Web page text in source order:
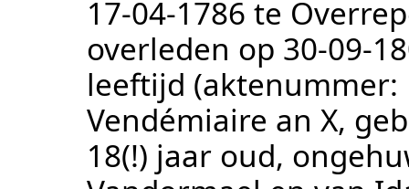
17‑04‑1786 te
overleden op
leeftijd (aktenummer:
Vendémiaire an X,
18(!) jaar oud,